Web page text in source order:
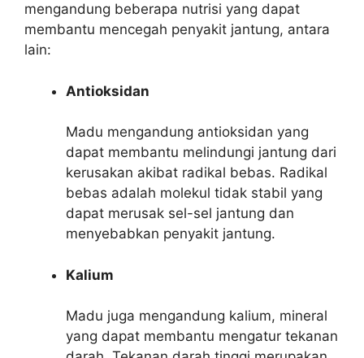
mengandung beberapa nutrisi yang dapat
membantu mencegah penyakit jantung, antara
lain:
Antioksidan
Madu mengandung antioksidan yang
dapat membantu melindungi jantung dari
kerusakan akibat radikal bebas. Radikal
bebas adalah molekul tidak stabil yang
dapat merusak sel-sel jantung dan
menyebabkan penyakit jantung.
Kalium
Madu juga mengandung kalium, mineral
yang dapat membantu mengatur tekanan